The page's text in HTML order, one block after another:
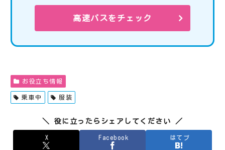
高速バスをチェック
お役立ち情報
乗車中 服装
＼ 役に立ったらシェアしてください ／
X Facebook はてブ